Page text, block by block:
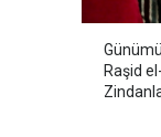
Raşid